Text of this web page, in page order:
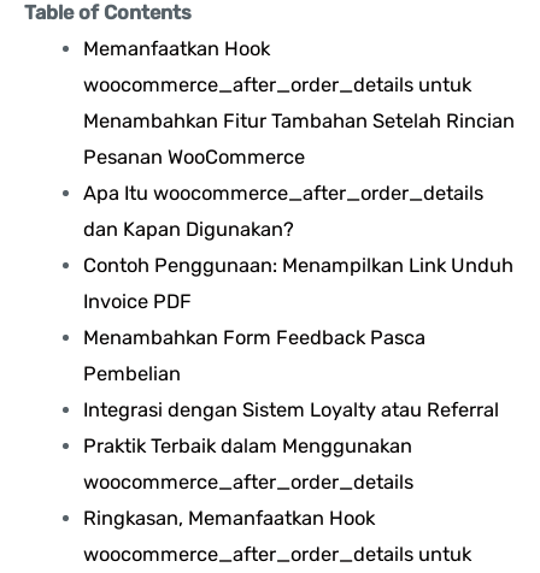
Table of Contents
Memanfaatkan Hook
woocommerce_after_order_details untuk
Menambahkan Fitur Tambahan Setelah Rincian
Pesanan WooCommerce
Apa Itu woocommerce_after_order_details
dan Kapan Digunakan?
Contoh Penggunaan: Menampilkan Link Unduh
Invoice PDF
Menambahkan Form Feedback Pasca
Pembelian
Integrasi dengan Sistem Loyalty atau Referral
Praktik Terbaik dalam Menggunakan
woocommerce_after_order_details
Ringkasan, Memanfaatkan Hook
woocommerce_after_order_details untuk